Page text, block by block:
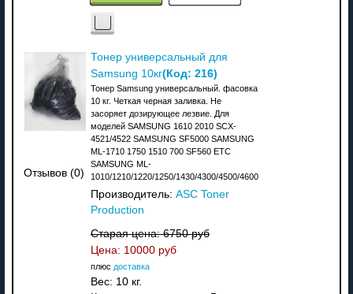
Отзывов (0)
Тонер универсальный для
Samsung 10кг(Код: 216)
Тонер Samsung универсальный. фасовка
10 кг. Четкая черная заливка. Не
засоряет дозирующее лезвие. Для
моделей SAMSUNG 1610 2010 SCX-
4521/4522 SAMSUNG SF5000 SAMSUNG
ML-1710 1750 1510 700 SF560 ETC
SAMSUNG ML-
1010/1210/1220/1250/1430/4300/4500/4600
Производитель: ASC Toner
Production
Старая цена:6750 руб
Цена: 10000 руб
плюс доставка
Вес: 10 кг.